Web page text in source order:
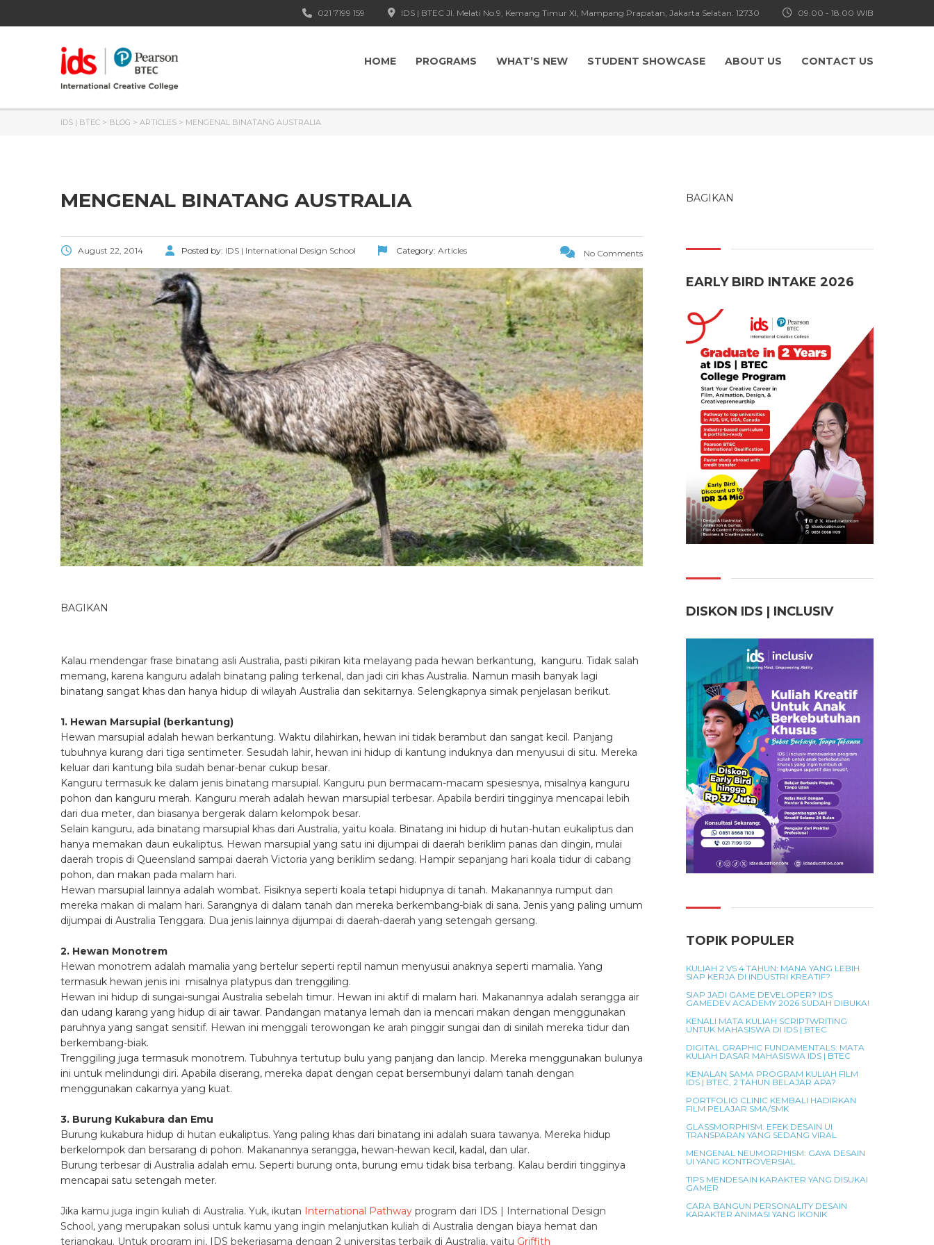
09.00 - 18.00 WIB
IDS | BTEC Jl. Melati No.9, Kemang Timur XI, Mampang Prapatan, Jakarta Selatan. 12730
021 7199 159
HOME PROGRAMS WHAT’S NEW STUDENT SHOWCASE ABOUT US CONTACT US
IDS | BTEC > BLOG > ARTICLES > MENGENAL BINATANG AUSTRALIA
MENGENAL BINATANG AUSTRALIA
August 22, 2014 Posted by: IDS | International Design School Category: Articles No Comments
BAGIKAN
Kalau mendengar frase binatang asli Australia, pasti pikiran kita melayang pada hewan berkantung, kanguru. Tidak salah
memang, karena kanguru adalah binatang paling terkenal, dan jadi ciri khas Australia. Namun masih banyak lagi
binatang sangat khas dan hanya hidup di wilayah Australia dan sekitarnya. Selengkapnya simak penjelasan berikut.
1. Hewan Marsupial (berkantung)
Hewan marsupial adalah hewan berkantung. Waktu dilahirkan, hewan ini tidak berambut dan sangat kecil. Panjang
tubuhnya kurang dari tiga sentimeter. Sesudah lahir, hewan ini hidup di kantung induknya dan menyusui di situ. Mereka
keluar dari kantung bila sudah benar-benar cukup besar.
Kanguru termasuk ke dalam jenis binatang marsupial. Kanguru pun bermacam-macam spesiesnya, misalnya kanguru
pohon dan kanguru merah. Kanguru merah adalah hewan marsupial terbesar. Apabila berdiri tingginya mencapai lebih
dari dua meter, dan biasanya bergerak dalam kelompok besar.
Selain kanguru, ada binatang marsupial khas dari Australia, yaitu koala. Binatang ini hidup di hutan-hutan eukaliptus dan
hanya memakan daun eukaliptus. Hewan marsupial yang satu ini dijumpai di daerah beriklim panas dan dingin, mulai
daerah tropis di Queensland sampai daerah Victoria yang beriklim sedang. Hampir sepanjang hari koala tidur di cabang
pohon, dan makan pada malam hari.
Hewan marsupial lainnya adalah wombat. Fisiknya seperti koala tetapi hidupnya di tanah. Makanannya rumput dan
mereka makan di malam hari. Sarangnya di dalam tanah dan mereka berkembang-biak di sana. Jenis yang paling umum
dijumpai di Australia Tenggara. Dua jenis lainnya dijumpai di daerah-daerah yang setengah gersang.
2. Hewan Monotrem
Hewan monotrem adalah mamalia yang bertelur seperti reptil namun menyusui anaknya seperti mamalia. Yang
termasuk hewan jenis ini misalnya platypus dan trenggiling.
Hewan ini hidup di sungai-sungai Australia sebelah timur. Hewan ini aktif di malam hari. Makanannya adalah serangga air
dan udang karang yang hidup di air tawar. Pandangan matanya lemah dan ia mencari makan dengan menggunakan
paruhnya yang sangat sensitif. Hewan ini menggali terowongan ke arah pinggir sungai dan di sinilah mereka tidur dan
berkembang-biak.
Trenggiling juga termasuk monotrem. Tubuhnya tertutup bulu yang panjang dan lancip. Mereka menggunakan bulunya
ini untuk melindungi diri. Apabila diserang, mereka dapat dengan cepat bersembunyi dalam tanah dengan
menggunakan cakarnya yang kuat.
3. Burung Kukabura dan Emu
Burung kukabura hidup di hutan eukaliptus. Yang paling khas dari binatang ini adalah suara tawanya. Mereka hidup
berkelompok dan bersarang di pohon. Makanannya serangga, hewan-hewan kecil, kadal, dan ular.
Burung terbesar di Australia adalah emu. Seperti burung onta, burung emu tidak bisa terbang. Kalau berdiri tingginya
mencapai satu setengah meter.
Jika kamu juga ingin kuliah di Australia. Yuk, ikutan International Pathway program dari IDS | International Design
School, yang merupakan solusi untuk kamu yang ingin melanjutkan kuliah di Australia dengan biaya hemat dan
terjangkau. Untuk program ini, IDS bekerjasama dengan 2 universitas terbaik di Australia, yaitu Griffith
BAGIKAN
EARLY BIRD INTAKE 2026
DISKON IDS | INCLUSIV
TOPIK POPULER
KULIAH 2 VS 4 TAHUN: MANA YANG LEBIH
SIAP KERJA DI INDUSTRI KREATIF?
SIAP JADI GAME DEVELOPER? IDS
GAMEDEV ACADEMY 2026 SUDAH DIBUKA!
KENALI MATA KULIAH SCRIPTWRITING
UNTUK MAHASISWA DI IDS | BTEC
DIGITAL GRAPHIC FUNDAMENTALS: MATA
KULIAH DASAR MAHASISWA IDS | BTEC
KENALAN SAMA PROGRAM KULIAH FILM
IDS | BTEC, 2 TAHUN BELAJAR APA?
PORTFOLIO CLINIC KEMBALI HADIRKAN
FILM PELAJAR SMA/SMK
GLASSMORPHISM: EFEK DESAIN UI
TRANSPARAN YANG SEDANG VIRAL
MENGENAL NEUMORPHISM: GAYA DESAIN
UI YANG KONTROVERSIAL
TIPS MENDESAIN KARAKTER YANG DISUKAI
GAMER
CARA BANGUN PERSONALITY DESAIN
KARAKTER ANIMASI YANG IKONIK